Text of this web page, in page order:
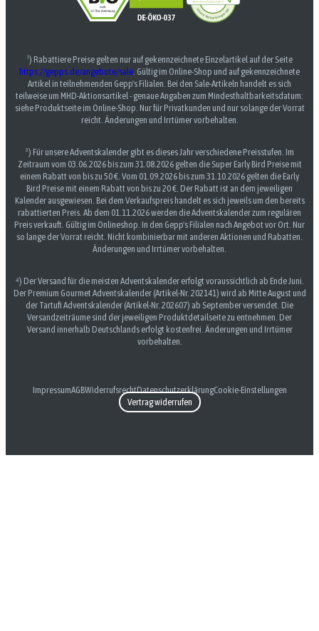
¹) Rabattiere Preise gelten nur auf gekennzeichnete Einzelartikel auf der Seite
https://gepps.de/angebote/sale. Gültig im Online-Shop und auf gekennzeichnete
Artikel in teilnehmenden Gepp's Filialen. Bei den Sale-Artikeln handelt es sich
teilweise um MHD-Aktionsartikel - genaue Angaben zum Mindesthaltbarkeitsdatum:
siehe Produktseite im Online-Shop. Nur für Privatkunden und nur solange der Vorrat
reicht. Änderungen und Irrtümer vorbehalten.
³) Für unsere Adventskalender gibt es dieses Jahr verschiedene Preisstufen. Im
Zeitraum vom 03.06.2026 bis zum 31.08.2026 gelten die Super Early Bird Preise mit
einem Rabatt von bis zu 50 €. Vom 01.09.2026 bis zum 31.10.2026 gelten die Early
Bird Preise mit einem Rabatt von bis zu 20 €. Der Rabatt ist an dem jeweiligen
Kalender ausgewiesen. Bei dem Verkaufspreis handelt es sich jeweils um den bereits
rabattierten Preis. Ab dem 01.11.2026 werden die Adventskalender zum regulären
Preis verkauft. Gültig im Onlineshop. In den Gepp's Filialen nach Angebot vor Ort. Nur
so lange der Vorrat reicht. Nicht kombinierbar mit anderen Aktionen und Rabatten.
Änderungen und Irrtümer vorbehalten.
⁴) Der Versand für die meisten Adventskalender erfolgt voraussichtlich ab Ende Juni.
Der Premium Gourmet Adventskalender (Artikel-Nr. 202141) wird ab Mitte August und
der Tartufi Adventskalender (Artikel-Nr. 202607) ab September versendet. Die
Versandzeiträume sind der jeweiligen Produktdetailseite zu entnehmen. Der
Versand innerhalb Deutschlands erfolgt kostenfrei. Änderungen und Irrtümer
vorbehalten.
ImpressumAGBWiderrufsrechtDatenschutzerklärungCookie-Einstellungen
Vertrag widerrufen